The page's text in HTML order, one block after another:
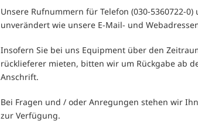
Unsere Rufnummern für Telefon (030-5360722-
unverändert wie unsere E-Mail- und
Insofern Sie bei uns Equipment über den
rücklieferer mieten, bitten wir um Rückgabe ab
Anschrift.
Bei Fragen und / oder Anregungen stehen wir
zur Verfügung.